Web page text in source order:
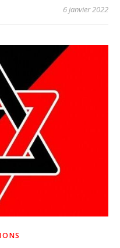
6 janvier 2022